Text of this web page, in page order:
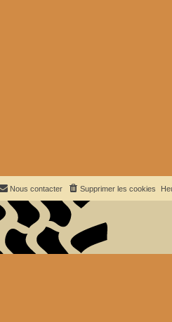
Supprimer les cookies
Nous contacter